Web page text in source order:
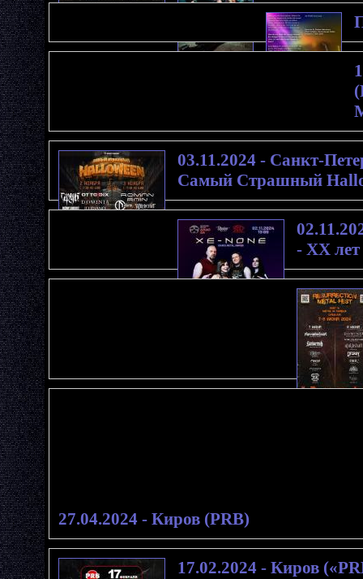
03.11.2024 - Санкт-
Самый Страшный
- XX
27.04.2024 - Киров (PRB)
17.02.2024 - Киров